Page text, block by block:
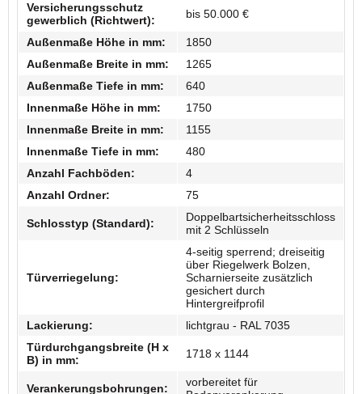
Versicherungsschutz
gewerblich (Richtwert):
bis 50.000 €
Außenmaße Höhe in mm:
1850
Außenmaße Breite in mm:
1265
Außenmaße Tiefe in mm:
640
Innenmaße Höhe in mm:
1750
Innenmaße Breite in mm:
1155
Innenmaße Tiefe in mm:
480
Anzahl Fachböden:
4
Anzahl Ordner:
75
Schlosstyp (Standard):
Doppelbartsicherheitsschloss
mit 2 Schlüsseln
Türverriegelung:
4-seitig sperrend; dreiseitig
über Riegelwerk Bolzen,
Scharnierseite zusätzlich
gesichert durch
Hintergreifprofil
Lackierung:
lichtgrau - RAL 7035
Türdurchgangsbreite (H x
B) in mm:
1718 x 1144
Verankerungsbohrungen:
vorbereitet für